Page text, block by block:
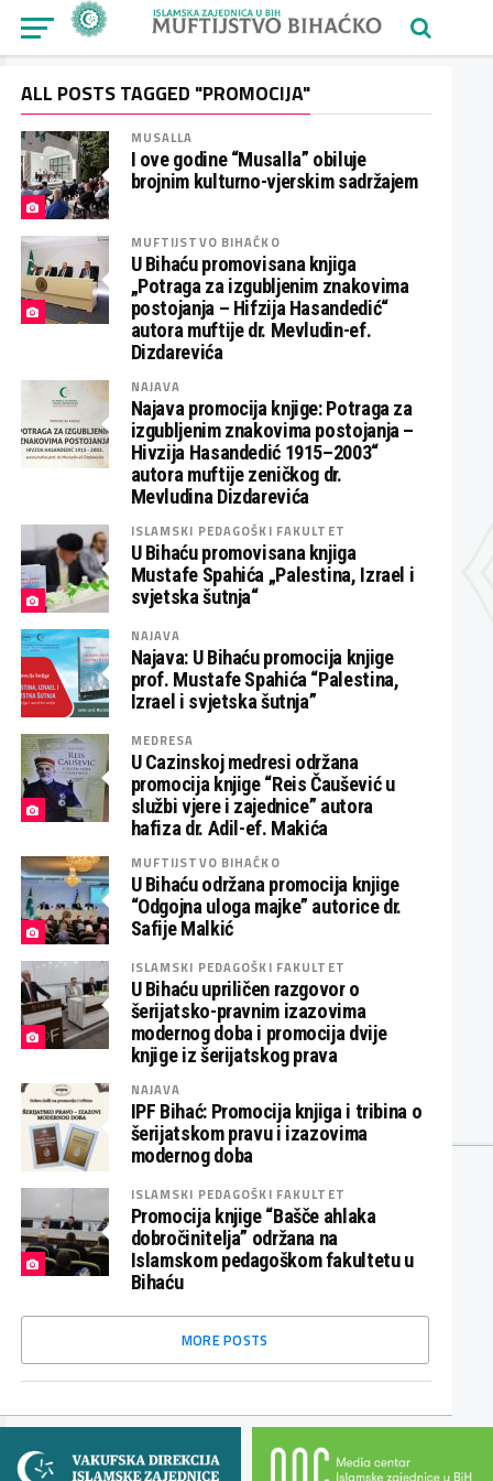
ALL POSTS TAGGED "PROMOCIJA"
MUSALLA
I ove godine “Musalla” obiluje
brojnim kulturno-vjerskim sadržajem
MUFTIJSTVO BIHAĆKO
U Bihaću promovisana knjiga
„Potraga za izgubljenim znakovima
postojanja – Hifzija Hasandedić“
autora muftije dr. Mevludin-ef.
Dizdarevića
NAJAVA
Najava promocija knjige: Potraga za
izgubljenim znakovima postojanja –
Hivzija Hasandedić 1915–2003“
autora muftije zeničkog dr.
Mevludina Dizdarevića
ISLAMSKI PEDAGOŠKI FAKULTET
U Bihaću promovisana knjiga
Mustafe Spahića „Palestina, Izrael i
svjetska šutnja“
NAJAVA
Najava: U Bihaću promocija knjige
prof. Mustafe Spahića “Palestina,
Izrael i svjetska šutnja”
MEDRESA
U Cazinskoj medresi održana
promocija knjige “Reis Čaušević u
službi vjere i zajednice” autora
hafiza dr. Adil-ef. Makića
MUFTIJSTVO BIHAĆKO
U Bihaću održana promocija knjige
“Odgojna uloga majke” autorice dr.
Safije Malkić
ISLAMSKI PEDAGOŠKI FAKULTET
U Bihaću upriličen razgovor o
šerijatsko-pravnim izazovima
modernog doba i promocija dvije
knjige iz šerijatskog prava
NAJAVA
IPF Bihać: Promocija knjiga i tribina o
šerijatskom pravu i izazovima
modernog doba
ISLAMSKI PEDAGOŠKI FAKULTET
Promocija knjige “Bašče ahlaka
dobročinitelja” održana na
Islamskom pedagoškom fakultetu u
Bihaću
MORE POSTS